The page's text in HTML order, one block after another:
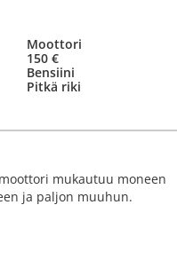
Moottori
150 €
Bensiini
Pitkä riki
mukautuu moneen
ja paljon muuhun.